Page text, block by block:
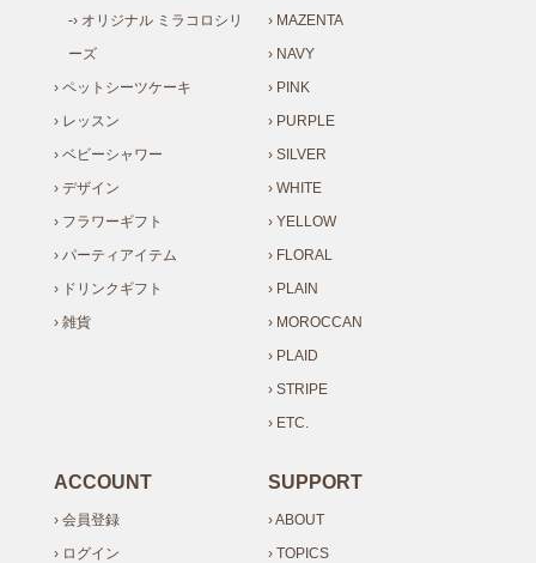
-› オリジナル ミラコロシリ
ーズ
› ペットシーツケーキ
› レッスン
› ベビーシャワー
› デザイン
› フラワーギフト
› パーティアイテム
› ドリンクギフト
› 雑貨
› MAZENTA
› NAVY
› PINK
› PURPLE
› SILVER
› WHITE
› YELLOW
› FLORAL
› PLAIN
› MOROCCAN
› PLAID
› STRIPE
› ETC.
ACCOUNT
› 会員登録
› ログイン
SUPPORT
› ABOUT
› TOPICS